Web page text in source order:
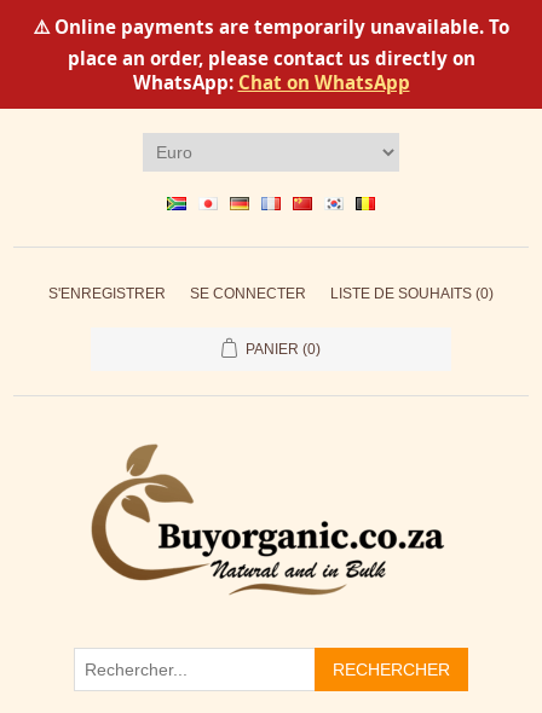
⚠️ Online payments are temporarily unavailable. To
place an order, please contact us directly on
WhatsApp: Chat on WhatsApp
S'ENREGISTRER SE CONNECTER LISTE DE SOUHAITS (0)
PANIER (0)
RECHERCHER